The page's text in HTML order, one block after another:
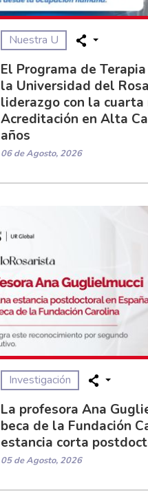
Nuestra U
El Programa de
la Universidad del
liderazgo con la cuarta
Acreditación en Alta
años
06 de Agosto, 2026
Investigación
La profesora Ana
beca de la Fundación
estancia corta
05 de Agosto, 2026